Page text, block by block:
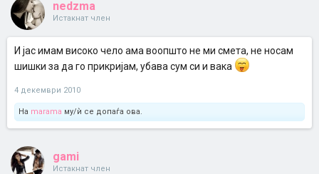
nedzma
Истакнат член
И јас имам високо чело ама воопшто не ми смета, не носам
шишки за да го прикријам, убава сум си и вака
4 декември 2010
На marama му/ѝ се допаѓа ова.
gami
Истакнат член